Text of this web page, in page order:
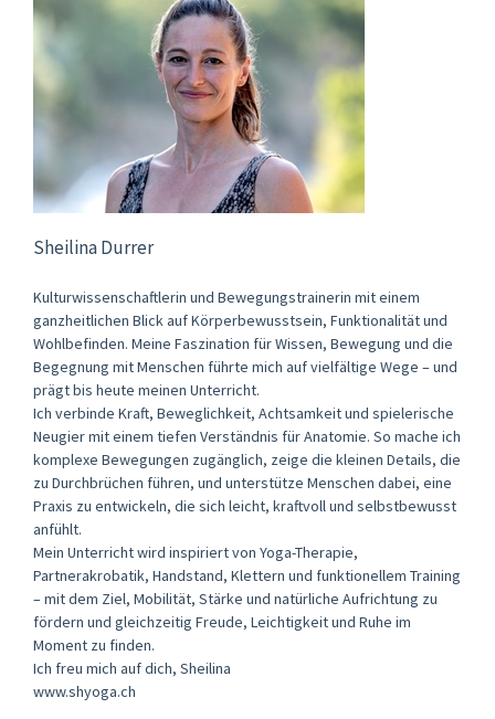
Sheilina Durrer
Kulturwissenschaftlerin und Bewegungstrainerin mit einem
ganzheitlichen Blick auf Körperbewusstsein, Funktionalität und
Wohlbefinden. Meine Faszination für Wissen, Bewegung und die
Begegnung mit Menschen führte mich auf vielfältige Wege – und
prägt bis heute meinen Unterricht.
Ich verbinde Kraft, Beweglichkeit, Achtsamkeit und spielerische
Neugier mit einem tiefen Verständnis für Anatomie. So mache ich
komplexe Bewegungen zugänglich, zeige die kleinen Details, die
zu Durchbrüchen führen, und unterstütze Menschen dabei, eine
Praxis zu entwickeln, die sich leicht, kraftvoll und selbstbewusst
anfühlt.
Mein Unterricht wird inspiriert von Yoga-Therapie,
Partnerakrobatik, Handstand, Klettern und funktionellem Training
– mit dem Ziel, Mobilität, Stärke und natürliche Aufrichtung zu
fördern und gleichzeitig Freude, Leichtigkeit und Ruhe im
Moment zu finden.
Ich freu mich auf dich, Sheilina
www.shyoga.ch